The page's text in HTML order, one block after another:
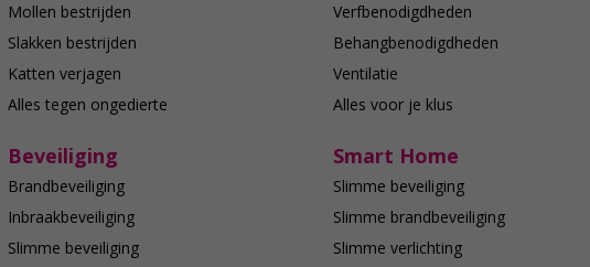
Mollen bestrijden
Slakken bestrijden
Katten verjagen
Alles tegen ongedierte
Verfbenodigdheden
Behangbenodigdheden
Ventilatie
Alles voor je klus
Beveiliging
Brandbeveiliging
Inbraakbeveiliging
Slimme beveiliging
Smart Home
Slimme beveiliging
Slimme brandbeveiliging
Slimme verlichting